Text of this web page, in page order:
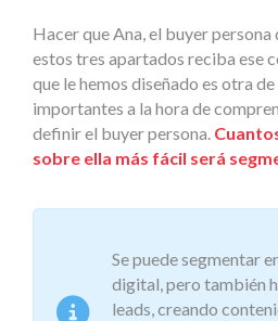
Hacer que Ana, el buyer
estos tres apartados reciba ese
que le hemos diseñado es otra
importantes a la hora de
definir el buyer persona.
sobre ella más fácil será
Se puede segmentar
digital, pero también
leads, creando